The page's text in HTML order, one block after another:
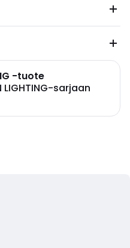
-tuote
LIGHTING-sarjaan